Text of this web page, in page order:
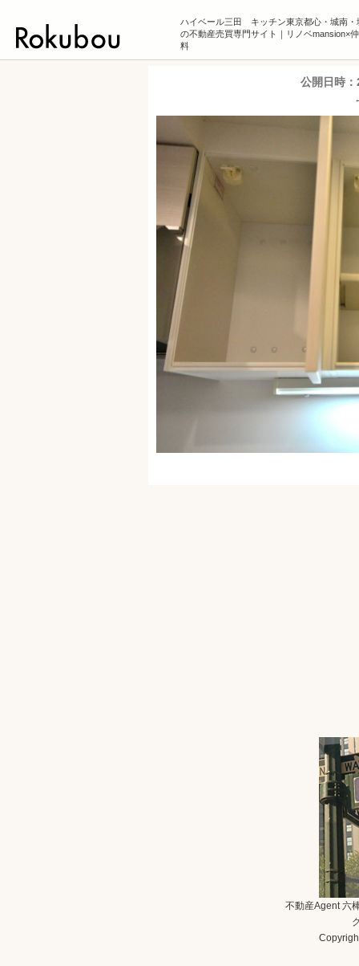
ハイベール三田 キッチン東京都心・城南・
の不動産売買専門サイト｜リノベmansion×
料
公開日時：
不動産Agent 六